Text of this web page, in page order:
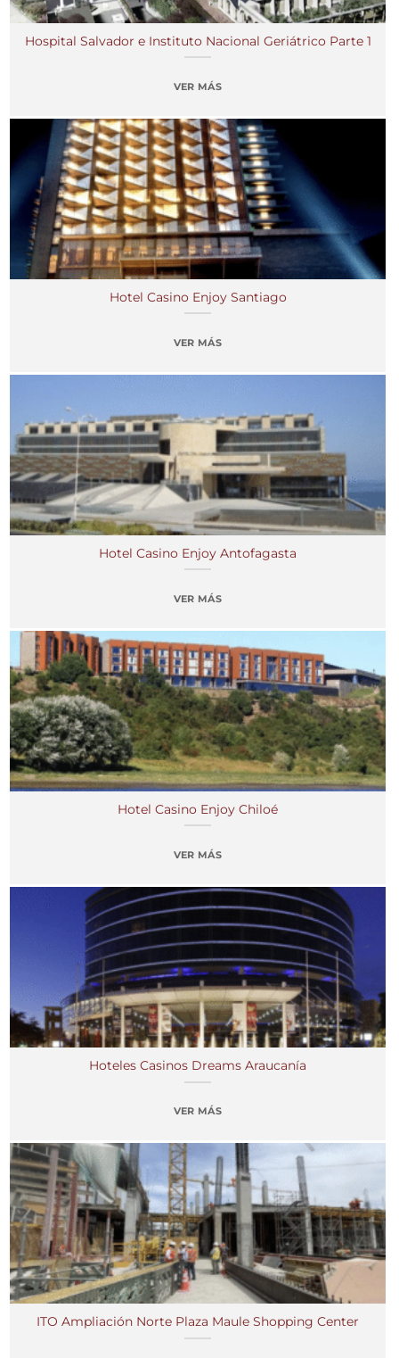
Hospital Salvador e Instituto Nacional Geriátrico Parte 1
VER MÁS
Hotel Casino Enjoy Santiago
VER MÁS
Hotel Casino Enjoy Antofagasta
VER MÁS
Hotel Casino Enjoy Chiloé
VER MÁS
Hoteles Casinos Dreams Araucanía
VER MÁS
ITO Ampliación Norte Plaza Maule Shopping Center